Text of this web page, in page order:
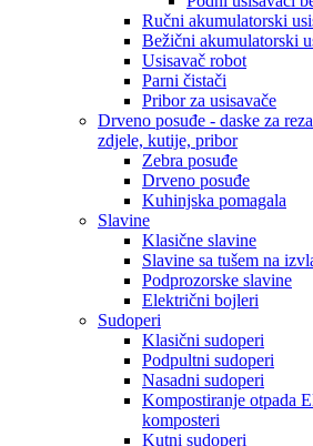
Ručni akumulatorski
Bežični akumulatorski
Usisavač robot
Parni čistači
Pribor za usisavače
Drveno posuđe - daske za
zdjele, kutije, pribor
Zebra posuđe
Drveno posuđe
Kuhinjska pomagala
Slavine
Klasične slavine
Slavine sa tušem na
Podprozorske slavine
Električni bojleri
Sudoperi
Klasični sudoperi
Podpultni sudoperi
Nasadni sudoperi
Kompostiranje otpada
komposteri
Kutni sudoperi